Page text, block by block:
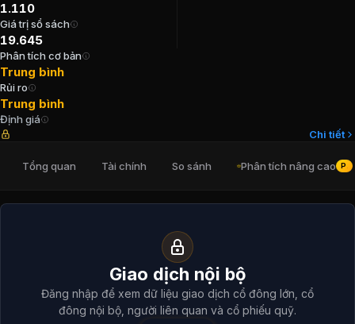
Ban lãnh đạo
Kế toán trưởng
Chủ tịch Hội đồng Quản trị
Tổng Giám đốc
Trưởng Ban kiểm soát
Nguyễn Thị Thanh Thủy
18,89%
Công ty Cổ phần Đầu tư tài chính Thiên Hóa
Hoàng Quốc Hiệp: 0,79%
Lê Ngọc: 0,36%
1.110
Giá trị sổ sách
19.645
Phân tích cơ bản
Trung bình
Rủi ro
Trung bình
Định giá
Chi tiết
Tổng quan Tài chính So sánh Phân tích nâng cao PRO
Giao dịch nội bộ và cổ đông lớn
Tổng hợp giao dịch cổ đông nội bộ, cổ đông lớn, người
Cổ đông lớn DAD
Giao dịch nội bộ
Đăng nhập để xem dữ liệu giao dịch cổ đông lớn, cổ
đông nội bộ, người liên quan và cổ phiếu quỹ.